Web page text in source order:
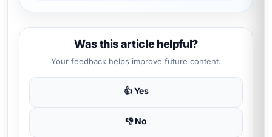
Was this article helpful?
Your feedback helps improve future content.
👍 Yes
👎 No